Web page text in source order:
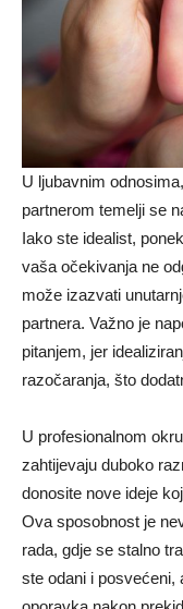
U ljubavnim
partnerom temelji se
Iako ste idealist,
vaša očekivanja ne
može izazvati
partnera. Važno je
pitanjem, jer
razočaranja, što
U profesionalnom
zahtijevaju duboko
donosite nove ideje
Ova sposobnost je
rada, gdje se stalno
ste odani i posvećeni,